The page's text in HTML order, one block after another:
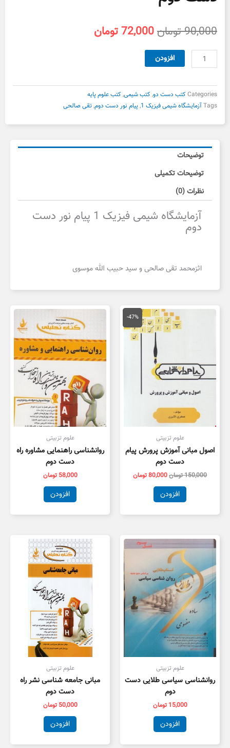
90,000تومانقیمت
بود.
72,000تومان
آزمایشگاه
شیمی
1
نور
دست
عدد
افزودن
Categoriesکتب دست دو,کتب شیمی,کتب علوم پایه
Tagsآزمایشگاه شیمی فیزیک 1 ,پیام نور دست دوم,تقی صالحی
توضیحات
توضیحات تکمیلی
نظرات (0)
آزمایشگاه شیمی فیزیک 1 پیام نور دست
دوم
اثزمحمد تقی صالحی و سید حبیب الله موسوی
-47%
علوم تزبیتی
اصول مبانی آموزش پرورش پیام
دست دوم
150,000تومان
قیمت
اصلی
150,000 تومان
بود.
80,000تومان
قیمت
فعلی
است.
افزودن
علوم تزبیتی
روانشناسی راهنمایی مشاوره راه
دست دوم
58,000 تومان
افزودن
علوم تزبیتی
روانشناسی سیاسی طلایی دست
دوم
15,000 تومان
افزودن
علوم تزبیتی
مبانی جامعه شناسی نشر راه
دست دوم
50,000 تومان
افزودن